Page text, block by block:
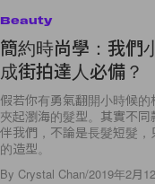
Beauty
簡約時尚學：我們
成街拍達人必備？
假若你有勇氣翻開小時候
夾起瀏海的髮型。其實不
伴我們，不論是長髮短髮
的造型。
By Crystal Chan/2019年2月